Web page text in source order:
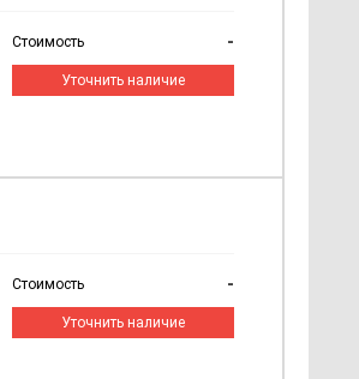
Стоимость -
Уточнить наличие
Стоимость -
Уточнить наличие